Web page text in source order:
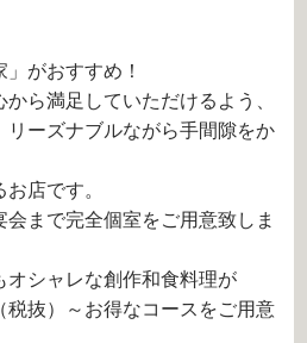
がおすすめ！
ら満足していただけるよう、
リーズナブルながら手間隙をか
店です。
まで完全個室をご用意致しま
オシャレな創作和食料理が
税抜）～お得なコースをご用意